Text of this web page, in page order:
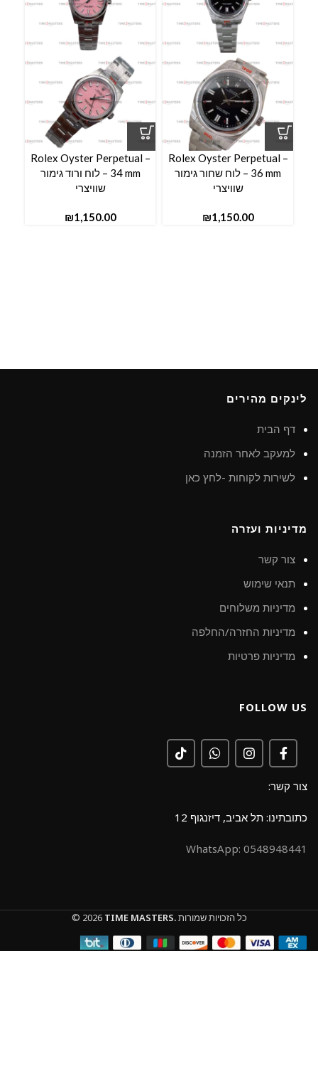
Rolex Oyster Perpetual –
36 mm – לוח שחור גימור
שוויצרי
₪
Rolex Oyster Perpetual –
34 mm – לוח ורוד גימור
שוויצרי
₪
לינקים מהירים
דף הבית
למעקב לאחר הזמנה
לשירות לקוחות -לחץ כאן
מדיניות ועזרה
צור קשר
תנאי שימוש
מדיניות משלוחים
מדיניות החזרה/החלפה
מדיניות פרטיות
FOLLOW US
צור קשר:
כתובתינו: תל אביב, דיזנגוף 12
0548948441 :WhatsApp
© 2026 TIME MASTERS.כל הזכויות שמורות